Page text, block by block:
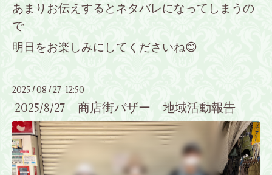
あまりお伝えするとネタバレになってしまうの
で
明日をお楽しみにしてくださいね😊
2025 /08 /27 12:50
2025/8/27 商店街バザー 地域活動報告